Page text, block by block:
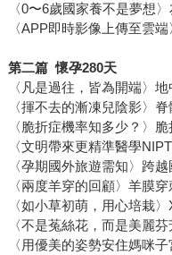
〈0〜6歲國家養不是夢想
〈APP即時影像上傳至雲
第二篇 懷孕280天
〈凡是過往，皆為開端〉地
〈揮不去的漸凍兒陰影〉
〈脆折症機率知多少？〉脆
〈文明帶來更精準醫學
〈孕期國外旅遊需知〉跨
〈兩度羊穿的回顧〉羊膜穿
〈如小草初萌，用心培栽
〈不是菟絲花，而是美麗
〈用優美的姿勢安住媽咪